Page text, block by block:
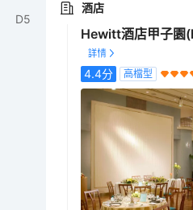
D5
酒店
Hewitt酒店甲子
4.4分 高檔型